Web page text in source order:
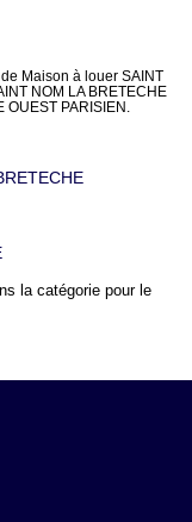
Maison à louer SAINT
NOM LA BRETECHE
PARISIEN.
la catégorie pour le